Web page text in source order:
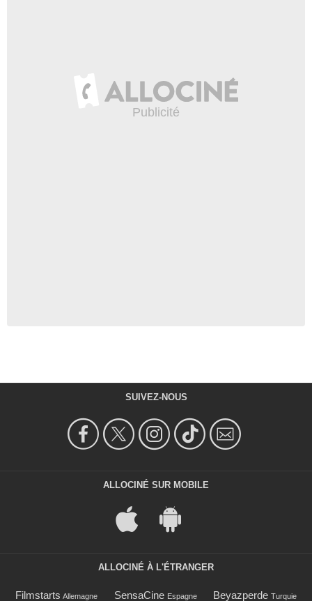
SUIVEZ-NOUS
ALLOCINÉ SUR MOBILE
ALLOCINÉ À L'ÉTRANGER
Filmstarts Allemagne SensaCine Espagne Beyazperde Turquie